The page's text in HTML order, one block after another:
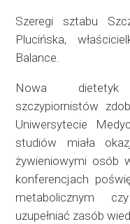
Szeregi sztabu
Plucińska,
Balance.
Nowa dietetyk
szczypiornistów
Uniwersytecie
studiów miała
żywieniowymi osób
konferencjach
metabolicznym
uzupełniać zasób